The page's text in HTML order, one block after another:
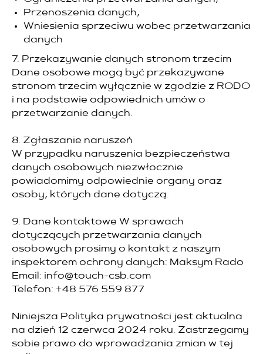
Przenoszenia danych,
Wniesienia sprzeciwu wobec przetwarzania
danych
7. Przekazywanie danych stronom trzecim
Dane osobowe mogą być przekazywane
stronom trzecim wyłącznie w zgodzie z RODO
i na podstawie odpowiednich umów o
przetwarzanie danych.
8. Zgłaszanie naruszeń
W przypadku naruszenia bezpieczeństwa
danych osobowych niezwłocznie
powiadomimy odpowiednie organy oraz
osoby, których dane dotyczą.
9. Dane kontaktowe W sprawach
dotyczących przetwarzania danych
osobowych prosimy o kontakt z naszym
inspektorem ochrony danych: Maksym Rado
Email: info@touch-csb.com
Telefon: +48 576 559 877
Niniejsza Polityka prywatności jest aktualna
na dzień 12 czerwca 2024 roku. Zastrzegamy
sobie prawo do wprowadzania zmian w tej